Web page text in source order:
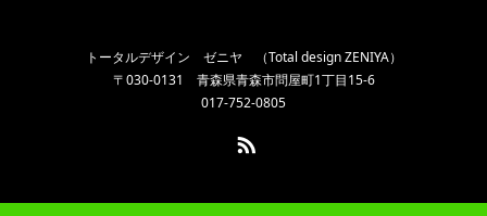
トータルデザイン ゼニヤ （Total design ZENIYA）
〒030-0131 青森県青森市問屋町1丁目15-6
017-752-0805